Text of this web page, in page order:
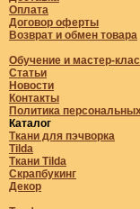
Оплата
Договор оферты
Возврат и обмен товара
Обучение и мастер-
Статьи
Новости
Контакты
Политика
Каталог
Ткани для пэчворка
Tilda
Ткани Tilda
Скрапбукинг
Декор